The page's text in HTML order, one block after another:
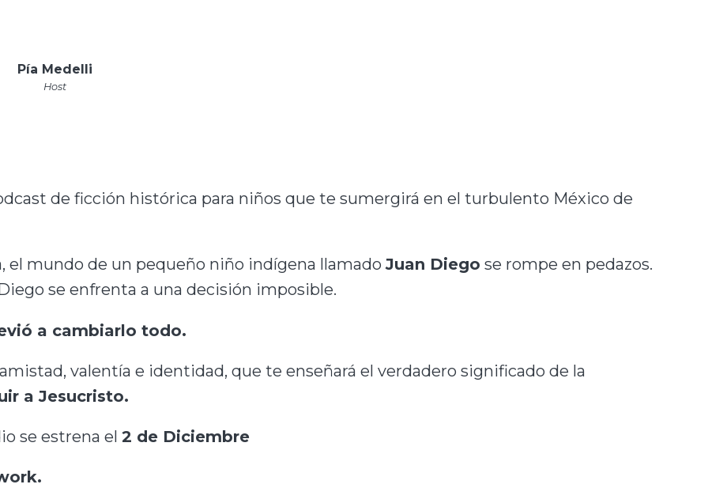
Pía Medelli
Host
de ficción histórica para niños que te sumergirá en el turbulento México de
el mundo de un pequeño niño indígena llamadoJuan Diego se rompe en pedazos.
se enfrenta a una decisión imposible.
a cambiarlo todo.
valentía e identidad, que te enseñará el verdadero significado de la
a Jesucristo.
se estrena el2 de Diciembre